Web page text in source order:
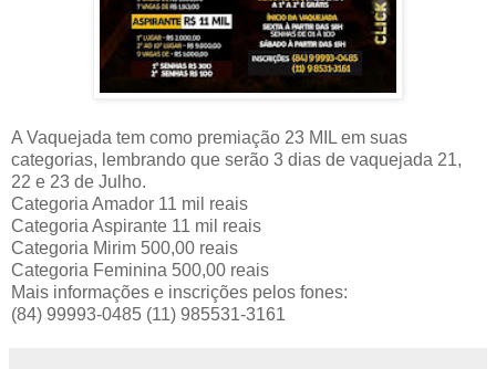
A Vaquejada tem como premiação 23 MIL em suas
categorias, lembrando que serão 3 dias de vaquejada 21,
22 e 23 de Julho.
Categoria Amador 11 mil reais
Categoria Aspirante 11 mil reais
Categoria Mirim 500,00 reais
Categoria Feminina 500,00 reais
Mais informações e inscrições pelos fones:
(84) 99993-0485 (11) 985531-3161